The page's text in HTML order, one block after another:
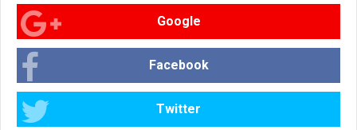
Google
Facebook
Twitter